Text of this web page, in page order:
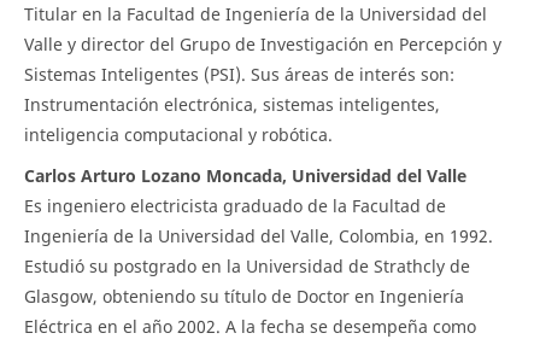
Titular en la Facultad de Ingeniería de la Universidad del
Valle y director del Grupo de Investigación en Percepción y
Sistemas Inteligentes (PSI). Sus áreas de interés son:
Instrumentación electrónica, sistemas inteligentes,
inteligencia computacional y robótica.
Carlos Arturo Lozano Moncada, Universidad del Valle
Es ingeniero electricista graduado de la Facultad de
Ingeniería de la Universidad del Valle, Colombia, en 1992.
Estudió su postgrado en la Universidad de Strathcly de
Glasgow, obteniendo su título de Doctor en Ingeniería
Eléctrica en el año 2002. A la fecha se desempeña como